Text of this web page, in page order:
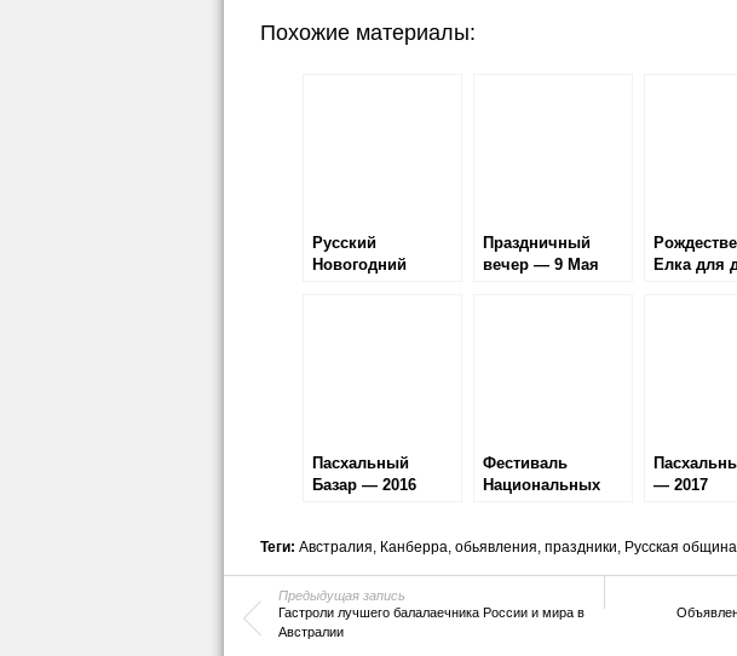
Похожие материалы:
Русский
Новогодний
Праздничный
вечер — 9 Мая
Елка для
Пасхальный
Базар — 2016
Фестиваль
Национальных
— 2017
Теги: Австралия, Канберра, обьявления, праздники, Русская община
Предыдущая запись
Гастроли лучшего балалаечника России и мира в
Австралии